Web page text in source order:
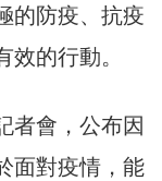
的防疫、抗疫
的行動。
者會，公布因
面對疫情，能